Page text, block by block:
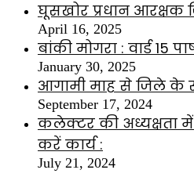
घूसखोर प्रधान आरक्षक
April 16, 2025
बांकी मोगरा : वार्ड 15
January 30, 2025
आगामी माह से जिले के
September 17, 2024
कलेक्टर की अध्यक्षता में
करें कार्य :
July 21, 2024